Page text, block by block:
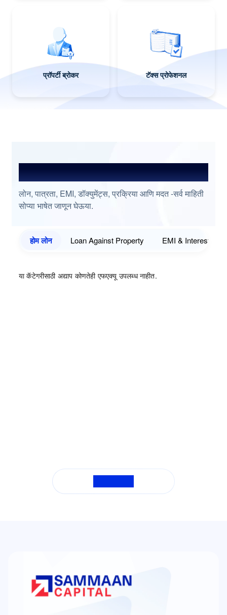
प्रॉपर्टी ब्रोकर टॅक्स प्रोफेशनल
प्रश्नांची उत्तरे शोधा
लोन, पात्रता, EMI, डॉक्युमेंट्स, प्रक्रिया आणि मदत -सर्व माहिती
सोप्या भाषेत जाणून घेऊया.
होम लोन Loan Against Property EMI & Interest
या कॅटेगरीसाठी अद्याप कोणतेही एफएक्यू उपलब्ध नाहीत.